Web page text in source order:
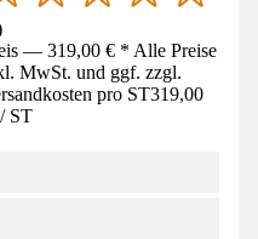
— 319,00 € * Alle Preise
MwSt. und ggf. zzgl.
pro ST319,00
/ ST